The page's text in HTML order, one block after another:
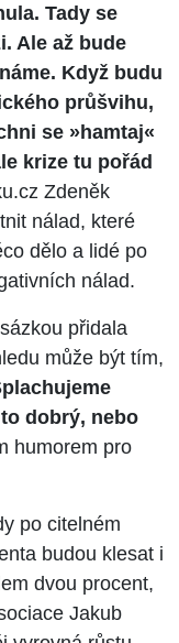
Tady se
Ale až bude
Když budu
průšvihu,
se »hamtaj«
krize tu pořád
Zdeněk
nálad, které
dělo a lidé po
nálad.
přidala
může být tím,
dobrý, nebo
humorem pro
po citelném
budou klesat i
dvou procent,
Jakub